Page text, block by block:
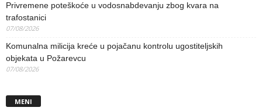
Privremene poteškoće u vodosnabdevanju zbog kvara na
trafostanici
07/08/2026
Komunalna milicija kreće u pojačanu kontrolu ugostiteljskih
objekata u Požarevcu
07/08/2026
MENI